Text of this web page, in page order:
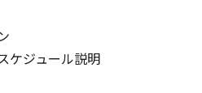
ケジュール説明